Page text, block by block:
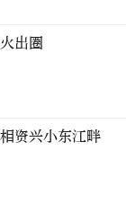
出圈
资兴小东江畔